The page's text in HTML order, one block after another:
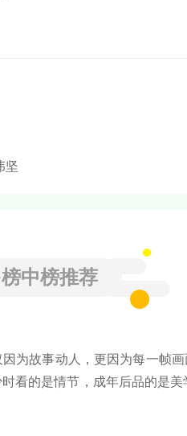
坚
中榜推荐
为故事动人，更因为每一帧
看的是情节，成年后品的是
艺术，更是流动的绘画。下面